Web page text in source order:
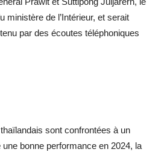
ministère de l’Intérieur, et serait
par des écoutes téléphoniques
sont confrontées à un
bonne performance en 2024, la